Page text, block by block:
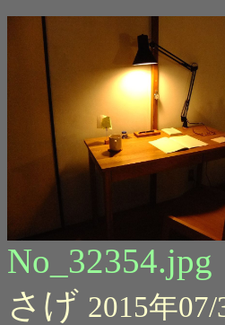
No_32354.jpg
さげ 2015年